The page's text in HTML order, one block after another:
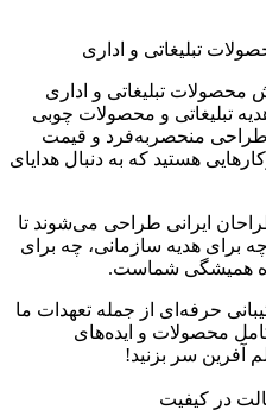
تبلیغاتی و اداری
محصولات تبلیغاتی و اداری
تبلیغاتی و محصولات چوبی
طراحی منحصربه‌فرد و قیمت
هستید که به دنبال هدایای
ایرانی طراحی می‌شوند تا
برای هدیه سازمانی، چه برای
همیشگی شماست.
حرفه‌ای از جمله تعهدات ما
محصولات و ایده‌های
آفرین سر بزنید!
در کیفیت